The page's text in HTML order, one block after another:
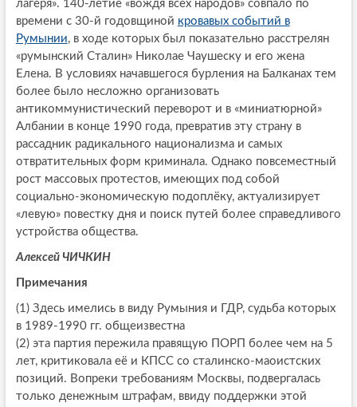
лагеря». 140-летие «вождя всех народов» совпало по
времени с 30-й годовщиной кровавых событий в
Румынии, в ходе которых был показательно расстрелян
«румынский Сталин» Николае Чаушеску и его жена
Елена. В условиях начавшегося бурления на Балканах тем
более было несложно организовать
антикоммунистический переворот и в «миниатюрной»
Албании в конце 1990 года, превратив эту страну в
рассадник радикального национализма и самых
отвратительных форм криминала. Однако повсеместный
рост массовых протестов, имеющих под собой
социально-экономическую подоплёку, актуализирует
«левую» повестку дня и поиск путей более справедливого
устройства общества.
Алексей ЧИЧКИН
Примечания
(1) Здесь имелись в виду Румыния и ГДР, судьба которых
в 1989-1990 гг. общеизвестна
(2) эта партия пережила правящую ПОРП более чем на 5
лет, критиковала её и КПСС со сталинско-маоистских
позиций. Вопреки требованиям Москвы, подвергалась
только денежным штрафам, ввиду поддержки этой